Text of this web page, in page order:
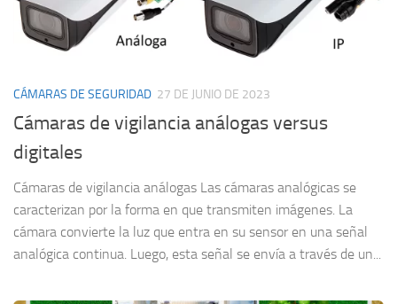
CÁMARAS DE SEGURIDAD 27 DE JUNIO DE 2023
Cámaras de vigilancia análogas versus
digitales
Cámaras de vigilancia análogas Las cámaras analógicas se
caracterizan por la forma en que transmiten imágenes. La
cámara convierte la luz que entra en su sensor en una señal
analógica continua. Luego, esta señal se envía a través de un...